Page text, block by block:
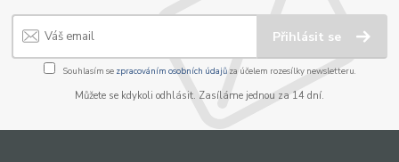
Přihlásit se
Souhlasím se zpracováním osobních údajůza účelem rozesílky newsletteru.
Můžete se kdykoli odhlásit. Zasíláme jednou za 14 dní.